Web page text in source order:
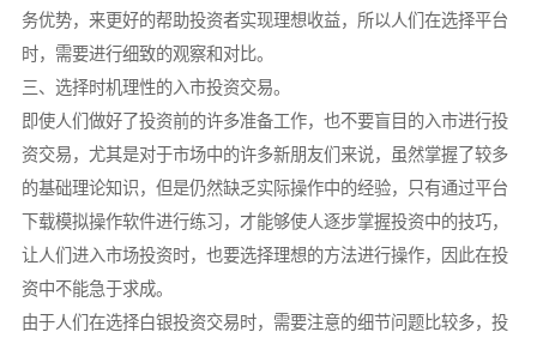
务优势，来更好的帮助投资者实现理想收益，所以人们在选择平台
时，需要进行细致的观察和对比。
三、选择时机理性的入市投资交易。
即使人们做好了投资前的许多准备工作，也不要盲目的入市进行投
资交易，尤其是对于市场中的许多新朋友们来说，虽然掌握了较多
的基础理论知识，但是仍然缺乏实际操作中的经验，只有通过平台
下载模拟操作软件进行练习，才能够使人逐步掌握投资中的技巧，
让人们进入市场投资时，也要选择理想的方法进行操作，因此在投
资中不能急于求成。
由于人们在选择白银投资交易时，需要注意的细节问题比较多，投